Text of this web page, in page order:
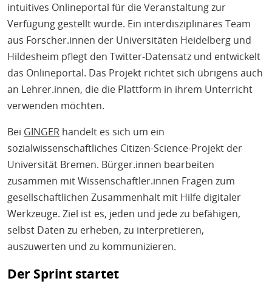
intuitives Onlineportal für die Veranstaltung zur
Verfügung gestellt wurde. Ein interdisziplinäres Team
aus Forscher.innen der Universitäten Heidelberg und
Hildesheim pflegt den Twitter-Datensatz und entwickelt
das Onlineportal. Das Projekt richtet sich übrigens auch
an Lehrer.innen, die die Plattform in ihrem Unterricht
verwenden möchten.
Bei GINGER handelt es sich um ein
sozialwissenschaftliches Citizen-Science-Projekt der
Universität Bremen. Bürger.innen bearbeiten
zusammen mit Wissenschaftler.innen Fragen zum
gesellschaftlichen Zusammenhalt mit Hilfe digitaler
Werkzeuge. Ziel ist es, jeden und jede zu befähigen,
selbst Daten zu erheben, zu interpretieren,
auszuwerten und zu kommunizieren.
Der Sprint startet